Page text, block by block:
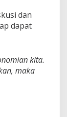
dan
dapat
kita.
maka